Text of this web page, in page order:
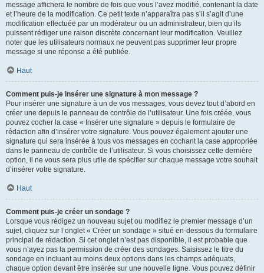
message affichera le nombre de fois que vous l’avez modifié, contenant la date
et l’heure de la modification. Ce petit texte n’apparaîtra pas s’il s’agit d’une
modification effectuée par un modérateur ou un administrateur, bien qu’ils
puissent rédiger une raison discrète concernant leur modification. Veuillez
noter que les utilisateurs normaux ne peuvent pas supprimer leur propre
message si une réponse a été publiée.
Haut
Comment puis-je insérer une signature à mon message ?
Pour insérer une signature à un de vos messages, vous devez tout d’abord en
créer une depuis le panneau de contrôle de l’utilisateur. Une fois créée, vous
pouvez cocher la case « Insérer une signature » depuis le formulaire de
rédaction afin d’insérer votre signature. Vous pouvez également ajouter une
signature qui sera insérée à tous vos messages en cochant la case appropriée
dans le panneau de contrôle de l’utilisateur. Si vous choisissez cette dernière
option, il ne vous sera plus utile de spécifier sur chaque message votre souhait
d’insérer votre signature.
Haut
Comment puis-je créer un sondage ?
Lorsque vous rédigez un nouveau sujet ou modifiez le premier message d’un
sujet, cliquez sur l’onglet « Créer un sondage » situé en-dessous du formulaire
principal de rédaction. Si cet onglet n’est pas disponible, il est probable que
vous n’ayez pas la permission de créer des sondages. Saisissez le titre du
sondage en incluant au moins deux options dans les champs adéquats,
chaque option devant être insérée sur une nouvelle ligne. Vous pouvez définir